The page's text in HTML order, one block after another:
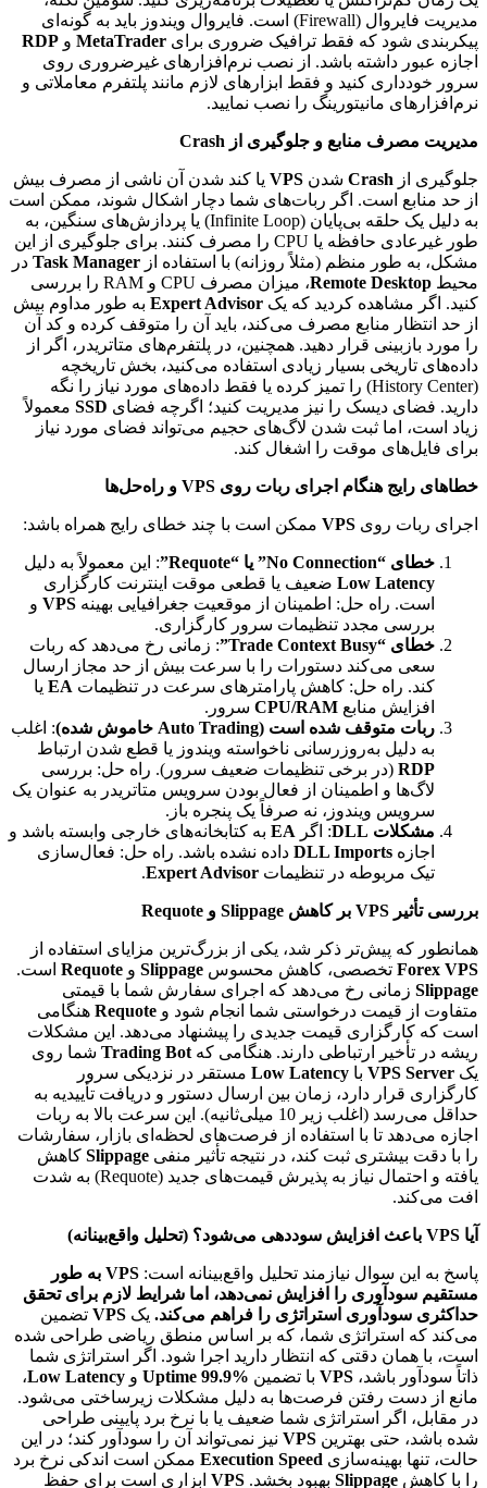
مدیریت فایروال (Firewall) است. فایروال ویندوز باید به گونه‌ای
پیکربندی شود که فقط ترافیک ضروری برای MetaTrader و RDP
اجازه عبور داشته باشد. از نصب نرم‌افزارهای غیرضروری روی
سرور خودداری کنید و فقط ابزارهای لازم مانند پلتفرم معاملاتی و
نرم‌افزارهای مانیتورینگ را نصب نمایید.
مدیریت مصرف منابع و جلوگیری از Crash
جلوگیری از Crash شدن VPS یا کند شدن آن ناشی از مصرف بیش
از حد منابع است. اگر ربات‌های شما دچار اشکال شوند، ممکن است
به دلیل یک حلقه بی‌پایان (Infinite Loop) یا پردازش‌های سنگین، به
طور غیرعادی حافظه یا CPU را مصرف کنند. برای جلوگیری از این
مشکل، به طور منظم (مثلاً روزانه) با استفاده از Task Manager در
محیط Remote Desktop
، میزان مصرف CPU و RAM را بررسی
کنید. اگر مشاهده کردید که یک Expert Advisor به طور مداوم بیش
از حد انتظار منابع مصرف می‌کند، باید آن را متوقف کرده و کد آن
را مورد بازبینی قرار دهید. همچنین، در پلتفرم‌های متاتریدر، اگر از
داده‌های تاریخی بسیار زیادی استفاده می‌کنید، بخش تاریخچه
(History Center) را تمیز کرده یا فقط داده‌های مورد نیاز را نگه
دارید. فضای دیسک را نیز مدیریت کنید؛ اگرچه فضای SSD معمولاً
زیاد است، اما ثبت شدن لاگ‌های حجیم می‌تواند فضای مورد نیاز
برای فایل‌های موقت را اشغال کند.
خطاهای رایج هنگام اجرای ربات روی VPS و راه‌حل‌ها
اجرای ربات روی VPS ممکن است با چند خطای رایج همراه باشد:
خطای “No Connection” یا “Requote”
: این معمولاً به دلیل
Low Latency ضعیف یا قطعی موقت اینترنت کارگزاری
است. راه حل: اطمینان از موقعیت جغرافیایی بهینه VPS و
بررسی مجدد تنظیمات سرور کارگزاری.
خطای “Trade Context Busy”
: زمانی رخ می‌دهد که ربات
سعی می‌کند دستورات را با سرعت بیش از حد مجاز ارسال
کند. راه حل: کاهش پارامترهای سرعت در تنظیمات EA یا
افزایش منابع CPU/RAM سرور.
ربات متوقف شده است (Auto Trading خاموش شده)
: اغلب
به دلیل به‌روزرسانی ناخواسته ویندوز یا قطع شدن ارتباط
RDP (در برخی تنظیمات ضعیف سرور). راه حل: بررسی
لاگ‌ها و اطمینان از فعال بودن سرویس متاتریدر به عنوان یک
سرویس ویندوز، نه صرفاً یک پنجره باز.
مشکلات DLL
: اگر EA به کتابخانه‌های خارجی وابسته باشد و
اجازه DLL Imports داده نشده باشد. راه حل: فعال‌سازی
تیک مربوطه در تنظیمات Expert Advisor
.
بررسی تأثیر VPS بر کاهش Slippage و Requote
همانطور که پیش‌تر ذکر شد، یکی از بزرگ‌ترین مزایای استفاده از
Forex VPS تخصصی، کاهش محسوس Slippage و Requote است.
Slippage زمانی رخ می‌دهد که اجرای سفارش شما با قیمتی
متفاوت از قیمت درخواستی شما انجام شود و Requote هنگامی
است که کارگزاری قیمت جدیدی را پیشنهاد می‌دهد. این مشکلات
ریشه در تأخیر ارتباطی دارند. هنگامی که Trading Bot شما روی
یک VPS Server با Low Latency مستقر در نزدیکی سرور
کارگزاری قرار دارد، زمان بین ارسال دستور و دریافت تأییدیه به
حداقل می‌رسد (اغلب زیر 10 میلی‌ثانیه). این سرعت بالا به ربات
اجازه می‌دهد تا با استفاده از فرصت‌های لحظه‌ای بازار، سفارشات
را با دقت بیشتری ثبت کند، در نتیجه تأثیر منفی Slippage کاهش
یافته و احتمال نیاز به پذیرش قیمت‌های جدید (Requote) به شدت
افت می‌کند.
آیا VPS باعث افزایش سوددهی می‌شود؟ (تحلیل واقع‌بینانه)
پاسخ به این سوال نیازمند تحلیل واقع‌بینانه است:
VPS به طور
مستقیم سودآوری را افزایش نمی‌دهد، اما شرایط لازم برای تحقق
حداکثری سودآوری استراتژی را فراهم می‌کند. یک VPS تضمین
می‌کند که استراتژی شما، که بر اساس منطق ریاضی طراحی شده
است، با همان دقتی که انتظار دارید اجرا شود. اگر استراتژی شما
ذاتاً سودآور باشد، VPS با تضمین Uptime 99.9% و Low Latency،
مانع از دست رفتن فرصت‌ها به دلیل مشکلات زیرساختی می‌شود.
در مقابل، اگر استراتژی شما ضعیف یا با نرخ برد پایینی طراحی
شده باشد، حتی بهترین VPS نیز نمی‌تواند آن را سودآور کند؛ در این
حالت، تنها بهینه‌سازی Execution Speed ممکن است اندکی نرخ برد
را با کاهش Slippage بهبود بخشد. VPS ابزاری است برای حفظ